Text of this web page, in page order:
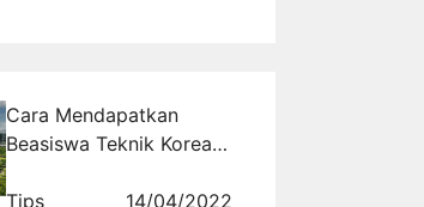
Cara Mendapatkan
Beasiswa Teknik Korea
dan Studi Di Korea
Selatan Bersama Schoters
Tips 14/04/2022